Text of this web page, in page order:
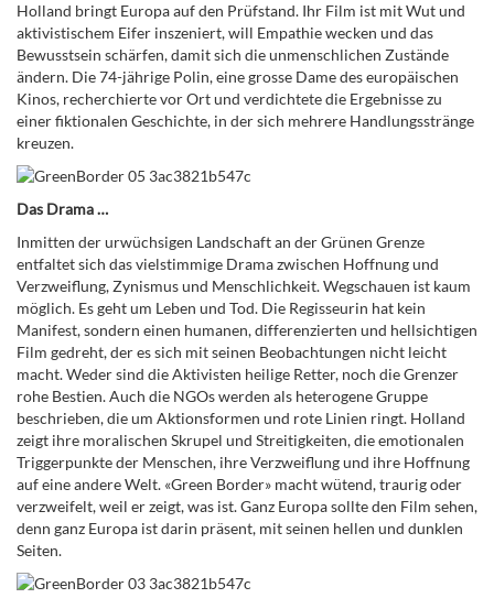
Holland bringt Europa auf den Prüfstand. Ihr Film ist mit Wut und
aktivistischem Eifer inszeniert, will Empathie wecken und das
Bewusstsein schärfen, damit sich die unmenschlichen Zustände
ändern. Die 74-jährige Polin, eine grosse Dame des europäischen
Kinos, recherchierte vor Ort und verdichtete die Ergebnisse zu
einer fiktionalen Geschichte, in der sich mehrere Handlungsstränge
kreuzen.
Das Drama …
Inmitten der urwüchsigen Landschaft an der Grünen Grenze
entfaltet sich das vielstimmige Drama zwischen Hoffnung und
Verzweiflung, Zynismus und Menschlichkeit. Wegschauen ist kaum
möglich. Es geht um Leben und Tod. Die Regisseurin hat kein
Manifest, sondern einen humanen, differenzierten und hellsichtigen
Film gedreht, der es sich mit seinen Beobachtungen nicht leicht
macht. Weder sind die Aktivisten heilige Retter, noch die Grenzer
rohe Bestien. Auch die NGOs werden als heterogene Gruppe
beschrieben, die um Aktionsformen und rote Linien ringt. Holland
zeigt ihre moralischen Skrupel und Streitigkeiten, die emotionalen
Triggerpunkte der Menschen, ihre Verzweiflung und ihre Hoffnung
auf eine andere Welt. «Green Border» macht wütend, traurig oder
verzweifelt, weil er zeigt, was ist. Ganz Europa sollte den Film sehen,
denn ganz Europa ist darin präsent, mit seinen hellen und dunklen
Seiten.